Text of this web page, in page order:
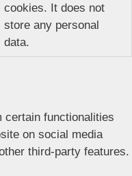
cookies. It does not
store any personal
data.
certain functionalities
on social media
third-party features.